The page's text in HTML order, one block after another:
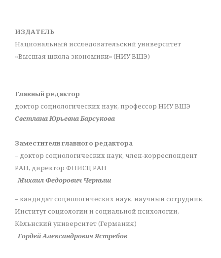
ИЗДАТЕЛЬ
Национальный исследовательский университет
«Высшая школа экономики» (НИУ ВШЭ)
Главный редактор
доктор социологических наук, профессор НИУ ВШЭ
Светлана Юрьевна Барсукова
Заместители главного редактора
– доктор социологических наук, член-корреспондент
РАН, директор ФНИСЦ РАН
Михаил Федорович Черныш
– кандидат социологических наук, научный сотрудник,
Институт социологии и социальной психологии,
Кёльнский университет (Германия)
Гордей Александрович Ястребов